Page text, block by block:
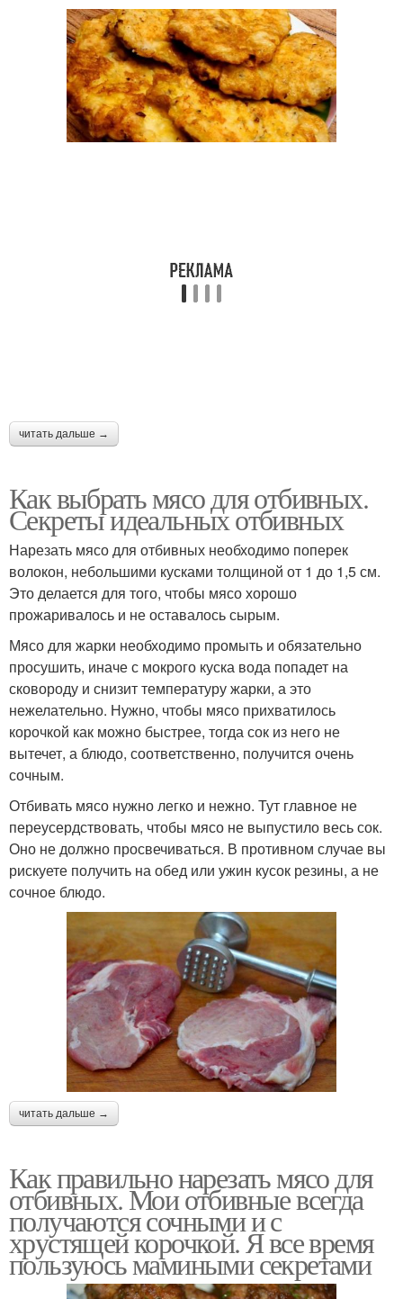
читать дальше →
Как выбрать мясо для отбивных.
Секреты идеальных отбивных
Нарезать мясо для отбивных необходимо поперек
волокон, небольшими кусками толщиной от 1 до 1,5 см.
Это делается для того, чтобы мясо хорошо
прожаривалось и не оставалось сырым.
Мясо для жарки необходимо промыть и обязательно
просушить, иначе с мокрого куска вода попадет на
сковороду и снизит температуру жарки, а это
нежелательно. Нужно, чтобы мясо прихватилось
корочкой как можно быстрее, тогда сок из него не
вытечет, а блюдо, соответственно, получится очень
сочным.
Отбивать мясо нужно легко и нежно. Тут главное не
переусердствовать, чтобы мясо не выпустило весь сок.
Оно не должно просвечиваться. В противном случае вы
рискуете получить на обед или ужин кусок резины, а не
сочное блюдо.
читать дальше →
Как правильно нарезать мясо для
отбивных. Мои отбивные всегда
получаются сочными и с
хрустящей корочкой. Я все время
пользуюсь мамиными секретами